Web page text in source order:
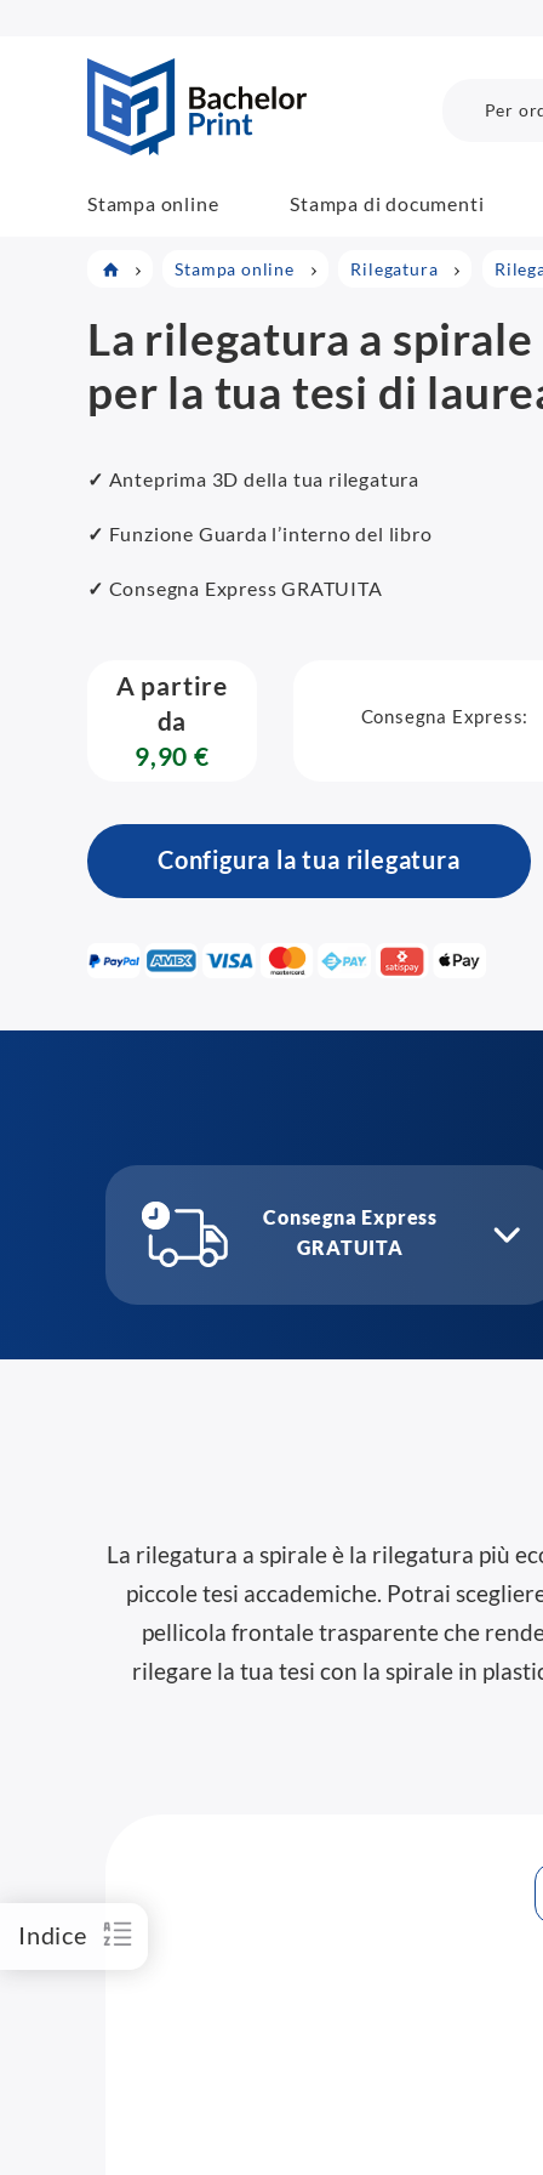
Per
Stampa online Stampa di documenti
Stampa online Rilegatura
La rilegatura a spirale
per la tua tesi di
✓ Anteprima 3D della tua rilegatura
✓ Funzione Guarda l’interno del libro
✓ Consegna Express GRATUITA
A partire
da
9,90 €
Consegna Express:
Configura la tua rilegatura
Indice
Consegna Express
GRATUITA
La rilegatura a spirale è la rilegatura più
piccole tesi accademiche. Potrai
pellicola frontale trasparente che
rilegare la tua tesi con la spirale in